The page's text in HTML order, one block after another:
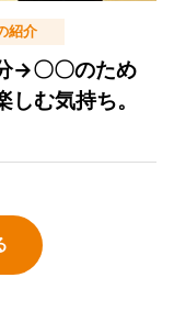
紹介
→〇〇のため
む気持ち。